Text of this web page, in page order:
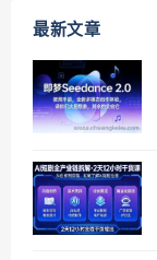
最新文章